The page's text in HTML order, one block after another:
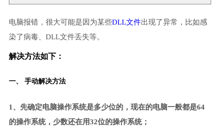
电脑报错，很大可能是因为某些DLL文件出现了异常，比如感
染了病毒、DLL文件丢失等。
解决方法如下：
一、 手动解决方法
1、先确定电脑操作系统是多少位的，现在的电脑一般都是64
的操作系统，少数还在用32位的操作系统；